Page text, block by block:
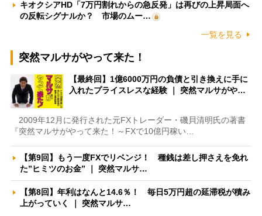
キオクシアHD「7万円割れからの急反発」は再びの上昇局面へ
の反転シグナルか？ 市場のムー…
一覧を見る
突然マルサがやって来た！
【最終回】1億6000万円の負債と引き換えに手に
入れたプライスレスな経験 ｜ 突然マルサがや…
2009年12月に発行された元FXトレーダー・磯貝清明氏の著書
『突然マルサがやって来た！～FXで10億円稼い…
【第9回】もう一度FXでリベンジ！ 種銭は差し押さえを免れ
た”ヒミツのお金” ｜ 突然マルサ…
【第8回】年利はなんと14.6％！ 毎日5万円超の延滞税が積み
上がっていく ｜ 突然マルサ…